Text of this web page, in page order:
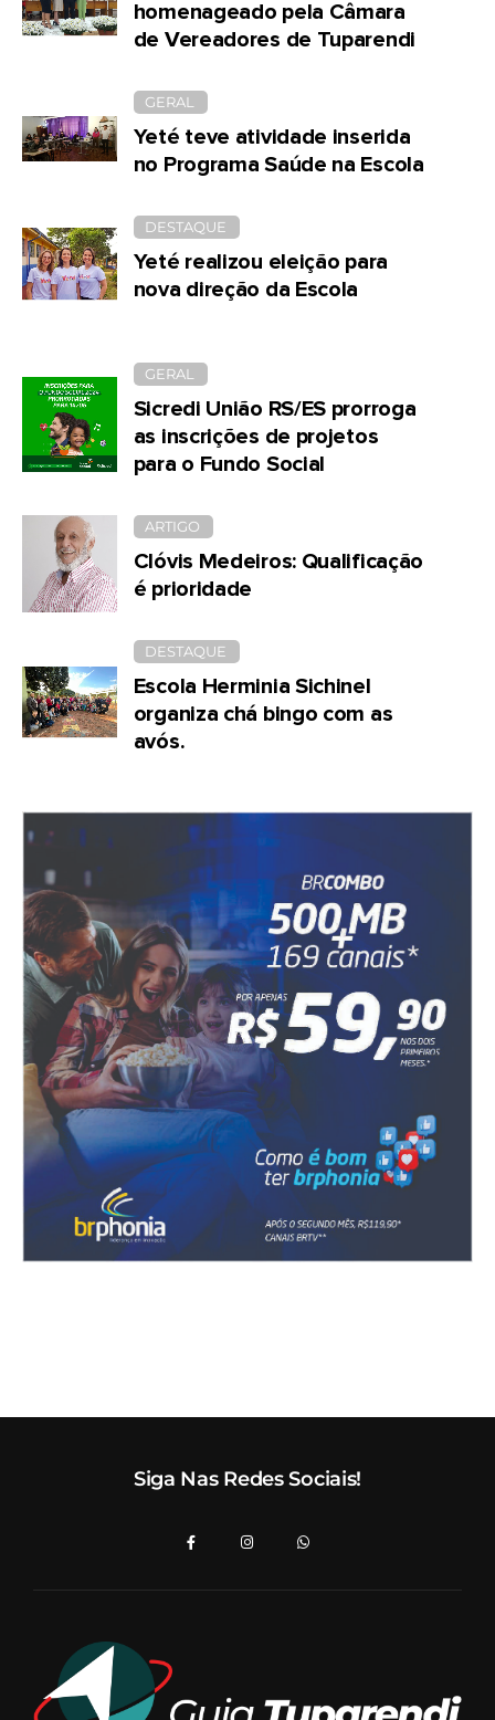
homenageado pela Câmara
de Vereadores de Tuparendi
GERAL
Yeté teve atividade inserida
no Programa Saúde na Escola
DESTAQUE
Yeté realizou eleição para
nova direção da Escola
GERAL
Sicredi União RS/ES prorroga
as inscrições de projetos
para o Fundo Social
ARTIGO
Clóvis Medeiros: Qualificação
é prioridade
DESTAQUE
Escola Herminia Sichinel
organiza chá bingo com as
avós.
Siga Nas Redes Sociais!